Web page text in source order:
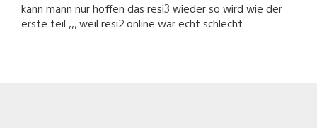
kann mann nur hoffen das resi3 wieder so wird wie der
erste teil ,,, weil resi2 online war echt schlecht